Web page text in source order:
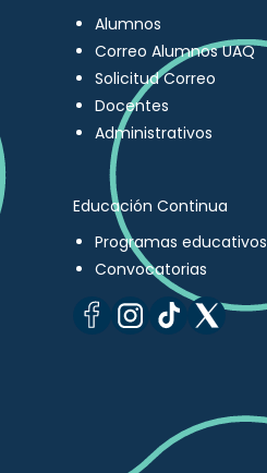
Alumnos
Correo Alumnos UAQ
Solicitud Correo
Docentes
Administrativos
Educación Continua
Programas educativos
Convocatorias